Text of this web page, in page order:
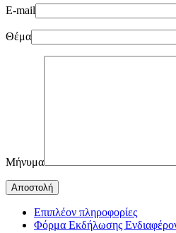
E-mail
Θέμα
Μήνυμα
Επιπλέον πληροφορίες
Φόρμα Εκδήλωσης